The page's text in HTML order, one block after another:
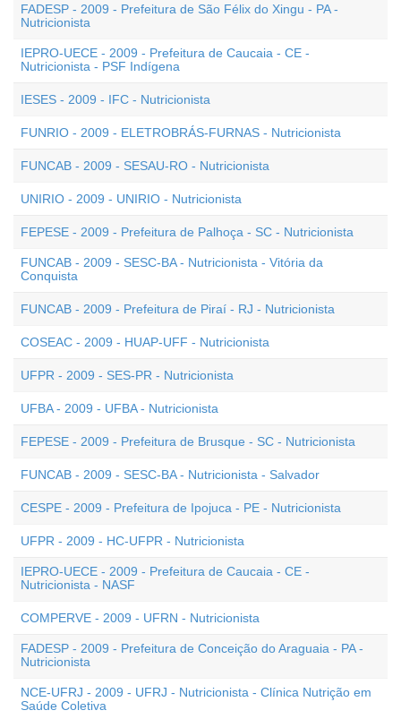
FADESP - 2009 - Prefeitura de São Félix do Xingu - PA -
Nutricionista
IEPRO-UECE - 2009 - Prefeitura de Caucaia - CE -
Nutricionista - PSF Indígena
IESES - 2009 - IFC - Nutricionista
FUNRIO - 2009 - ELETROBRÁS-FURNAS - Nutricionista
FUNCAB - 2009 - SESAU-RO - Nutricionista
UNIRIO - 2009 - UNIRIO - Nutricionista
FEPESE - 2009 - Prefeitura de Palhoça - SC - Nutricionista
FUNCAB - 2009 - SESC-BA - Nutricionista - Vitória da
Conquista
FUNCAB - 2009 - Prefeitura de Piraí - RJ - Nutricionista
COSEAC - 2009 - HUAP-UFF - Nutricionista
UFPR - 2009 - SES-PR - Nutricionista
UFBA - 2009 - UFBA - Nutricionista
FEPESE - 2009 - Prefeitura de Brusque - SC - Nutricionista
FUNCAB - 2009 - SESC-BA - Nutricionista - Salvador
CESPE - 2009 - Prefeitura de Ipojuca - PE - Nutricionista
UFPR - 2009 - HC-UFPR - Nutricionista
IEPRO-UECE - 2009 - Prefeitura de Caucaia - CE -
Nutricionista - NASF
COMPERVE - 2009 - UFRN - Nutricionista
FADESP - 2009 - Prefeitura de Conceição do Araguaia - PA -
Nutricionista
NCE-UFRJ - 2009 - UFRJ - Nutricionista - Clínica Nutrição em
Saúde Coletiva